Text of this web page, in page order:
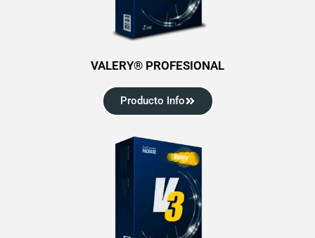
VALERY® PROFESIONAL
Producto Info